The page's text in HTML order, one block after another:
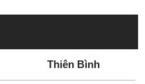
Thiên Bình